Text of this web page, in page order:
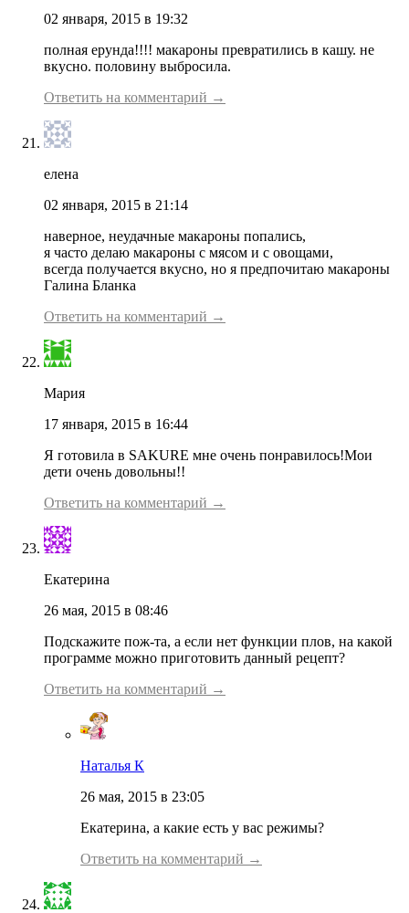
02 января, 2015 в 19:32
полная ерунда!!!! макароны превратились в кашу. не
вкусно. половину выбросила.
Ответить на комментарий →
елена
02 января, 2015 в 21:14
наверное, неудачные макароны попались,
я часто делаю макароны с мясом и с овощами,
всегда получается вкусно, но я предпочитаю макароны
Галина Бланка
Ответить на комментарий →
Мария
17 января, 2015 в 16:44
Я готовила в SAKURE мне очень понравилось!Мои
дети очень довольны!!
Ответить на комментарий →
Екатерина
26 мая, 2015 в 08:46
Подскажите пож-та, а если нет функции плов, на какой
программе можно приготовить данный рецепт?
Ответить на комментарий →
Наталья К
26 мая, 2015 в 23:05
Екатерина, а какие есть у вас режимы?
Ответить на комментарий →